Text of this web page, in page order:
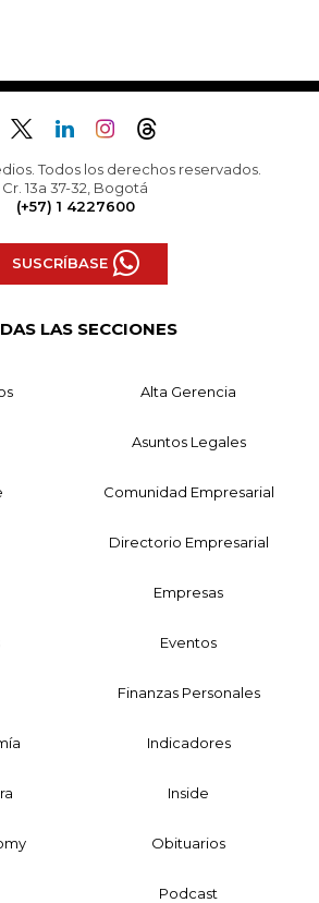
Todos los derechos reservados.
Cr. 13a 37-32, Bogotá
(+57) 1 4227600
SUSCRÍBASE
LAS SECCIONES
Alta Gerencia
Asuntos Legales
Comunidad Empresarial
Directorio Empresarial
Empresas
Eventos
Finanzas Personales
Indicadores
Inside
Obituarios
Podcast